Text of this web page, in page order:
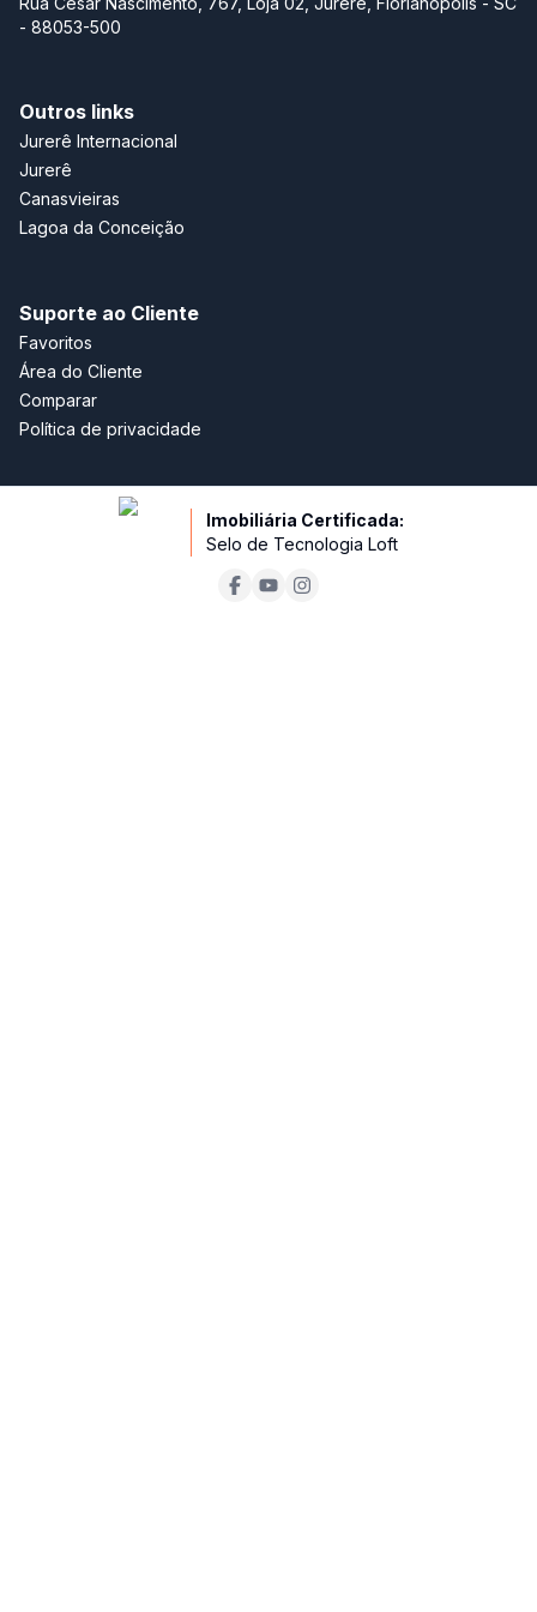
- 88053-500
Outros links
Jurerê Internacional
Jurerê
Canasvieiras
Lagoa da Conceição
Suporte ao Cliente
Favoritos
Área do Cliente
Comparar
Política de privacidade
Imobiliária Certificada:
Selo de Tecnologia Loft